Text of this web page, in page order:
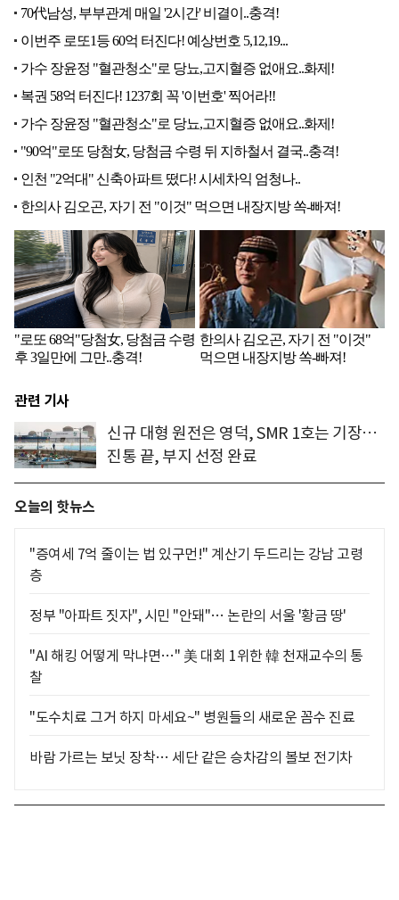
관련 기사
신규 대형 원전은 영덕, SMR 1호는 기장…
진통 끝, 부지 선정 완료
오늘의 핫뉴스
"증여세 7억 줄이는 법 있구먼!" 계산기 두드리는 강남 고령
층
정부 "아파트 짓자", 시민 "안돼"… 논란의 서울 '황금 땅'
"AI 해킹 어떻게 막냐면…" 美 대회 1위한 韓 천재교수의 통
찰
"도수치료 그거 하지 마세요~" 병원들의 새로운 꼼수 진료
바람 가르는 보닛 장착… 세단 같은 승차감의 볼보 전기차